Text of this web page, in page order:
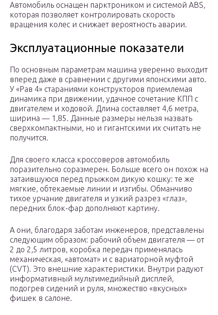
Автомобиль оснащен парктроником и системой ABS,
которая позволяет контролировать скорость
вращения колес и снижает вероятность аварии.
Эксплуатационные показатели
По основным параметрам машина уверенно выходит
вперед даже в сравнении с другими японскими авто.
У «Рав 4» стараниями конструкторов приемлемая
динамика при движении, удачное сочетание КПП с
двигателем и ходовой. Длина составляет 4,6 метра,
ширина — 1,85. Данные размеры нельзя назвать
сверхкомпактными, но и гигантскими их считать не
получится.
Для своего класса кроссоверов автомобиль
поразительно соразмерен. Больше всего он похож на
затаившуюся перед прыжком дикую кошку: те же
мягкие, обтекаемые линии и изгибы. Обманчиво
тихое урчание двигателя и узкий разрез «глаз»,
передних блок-фар дополняют картину.
А они, благодаря заботам инженеров, представлены
следующим образом: рабочий объем двигателя — от
2 до 2,5 литров, коробка передач применялась
механическая, «автомат» и с вариаторной муфтой
(CVT). Это внешние характеристики. Внутри радуют
информативный мультимедийный дисплей,
подогрев сидений и руля, множество «вкусных»
фишек в салоне.